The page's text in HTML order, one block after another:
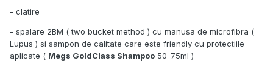
- clatire
- spalare 2BM ( two bucket method ) cu manusa de microfibra (
Lupus ) si sampon de calitate care este friendly cu protectiile
aplicate ( Megs GoldClass Shampoo 50-75ml )